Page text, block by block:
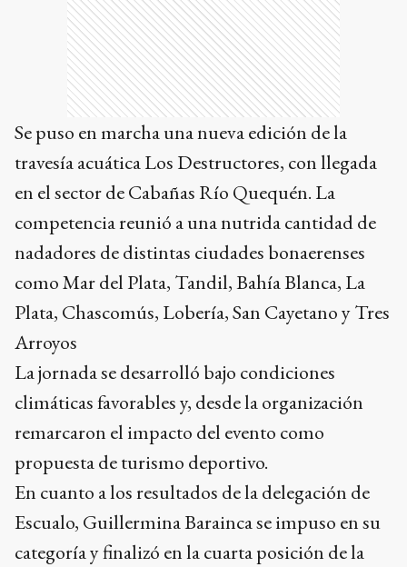
Se puso en marcha una nueva edición de la
travesía acuática Los Destructores, con llegada
en el sector de Cabañas Río Quequén. La
competencia reunió a una nutrida cantidad de
nadadores de distintas ciudades bonaerenses
como Mar del Plata, Tandil, Bahía Blanca, La
Plata, Chascomús, Lobería, San Cayetano y Tres
Arroyos
La jornada se desarrolló bajo condiciones
climáticas favorables y, desde la organización
remarcaron el impacto del evento como
propuesta de turismo deportivo.
En cuanto a los resultados de la delegación de
Escualo, Guillermina Barainca se impuso en su
categoría y finalizó en la cuarta posición de la